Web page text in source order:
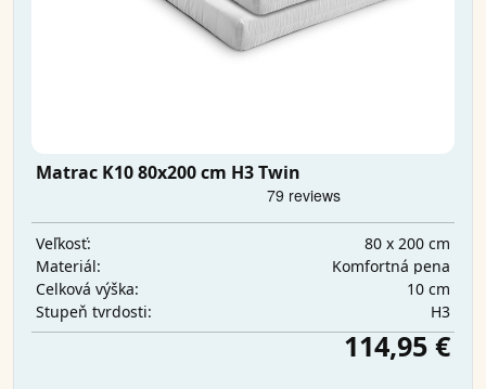
Matrac K10 80x200 cm H3 Twin
Veľkosť:
80 x 200 cm
Materiál:
Komfortná pena
Celková výška:
10 cm
Stupeň tvrdosti:
H3
114,95 €